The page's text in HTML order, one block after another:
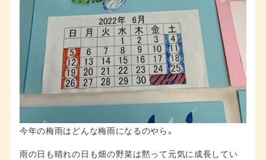
今年の梅雨はどんな梅雨になるのやら。
雨の日も晴れの日も畑の野菜は黙って元気に成長してい